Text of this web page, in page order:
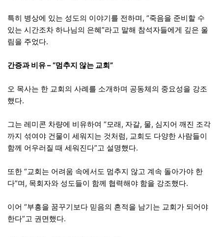
특히 병상에 있는 성도의 이야기를 전하며, “죽음을 준비할 수
있는 시간조차 하나님의 은혜”라고 말해 참석자들에게 깊은 울
림을 주었다.
간증과 비유 – “멈추지 않는 교회”
오 목사는 한 교회의 사례를 소개하며 공동체의 중요성을 강조
했다.
그는 레미콘 차량에 비유하여 “모래, 자갈, 물, 심지어 깨진 조각
까지 섞여야 건물이 세워지는 것처럼, 교회도 다양한 사람들이
함께 어우러질 때 세워진다”고 설명했다.
또한 “교회는 어려움 속에서도 멈추지 않고 계속 돌아가야 한
다”며, 목회자와 성도들이 함께 협력해야 함을 강조했다.
이어 “부흥을 꿈꾸기보다 믿음의 흔적을 남기는 교회가 되어야
한다”고 권면했다.